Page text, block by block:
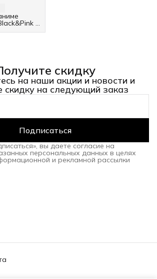
1
скидку
на наши акции и новости и
скидку на следующий заказ
Подписаться
вы даете согласие на
персональных данных в целях
и рекламной рассылки